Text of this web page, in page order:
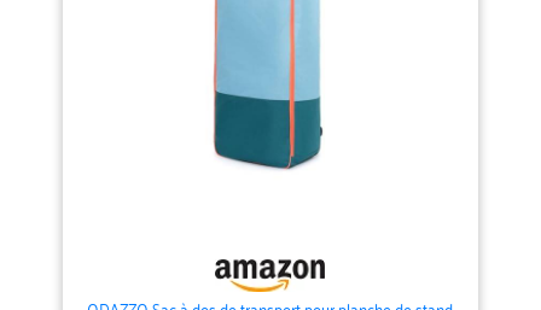
Utilise du tissu Oxford 600D
étroitement tissé pour une
durabilité exceptionnelle contre
les déchirures, les perforations et
les pliages répétés - maintient
ports ou les campings. Rapport
poids/capacité optimisé :